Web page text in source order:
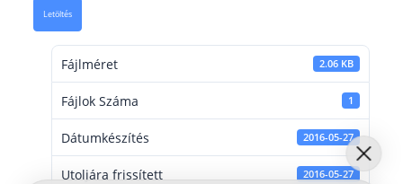
Letöltés
Fájlméret 2.06 KB
Fájlok Száma 1
Dátumkészítés 2016-05-27
Utoljára frissített 2016-05-27